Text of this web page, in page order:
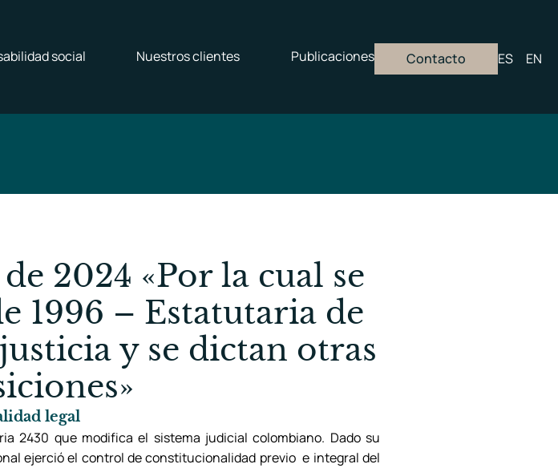
social Nuestros clientes Publicaciones Contacto ES EN
2024 «Por la cual se
1996 – Estatutaria de
y se dictan otras
legal
2430 que modifica el sistema judicial colombiano. Dado su
ejerció el control de constitucionalidad previo e integral del